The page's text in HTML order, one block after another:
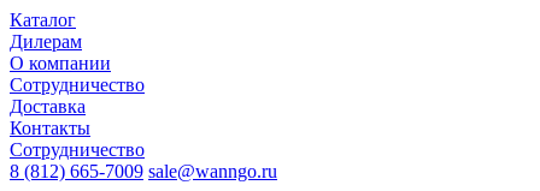
Каталог
Дилерам
О компании
Сотрудничество
Доставка
Контакты
Сотрудничество
8 (812) 665-7009 sale@wanngo.ru